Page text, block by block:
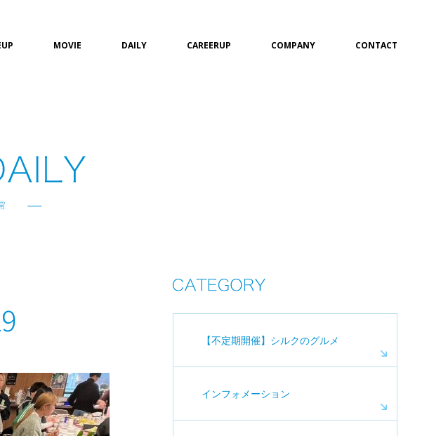
MOVIE DAILY CAREERUP COMPANY CONTACT
【不定期開催】シルクのグルメ
インフォメーション